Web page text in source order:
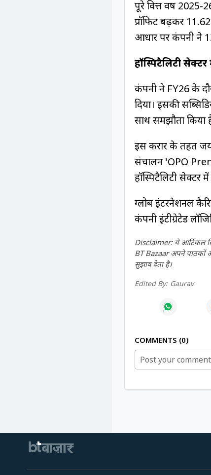
पूरे वित्त वर्ष
प्रॉफिट बढ़कर
आधार पर कंपनी ने
हॉस्पिटैलिटी सेक्टर
कंपनी ने FY26 के
दिया। इसकी
साथ समझौता किया
इस करार के तहत
संचालन 'OPO
हॉस्पिटैलिटी सेक्टर
ग्लोब इंटरनेशनल
कंपनी इंटीग्रेटेड
Disclaimer: ये आर्टिकल
BT Bazaar अपने पाठकों
सुझाव देता है।
Edited By: Gaurav
COMMENTS 0